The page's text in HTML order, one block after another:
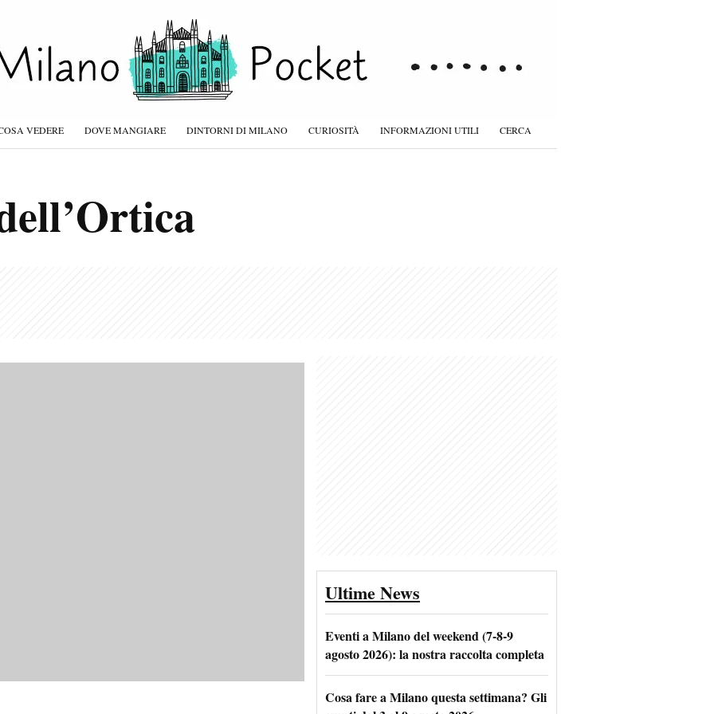
VEDERE DOVE MANGIARE DINTORNI DI MILANO CURIOSITÀ INFORMAZIONI UTILI CERCA
Ultime News
Eventi a Milano del weekend (7-8-9
agosto 2026): la nostra raccolta completa
Cosa fare a Milano questa settimana? Gli